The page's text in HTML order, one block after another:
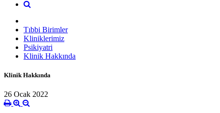
Tıbbi Birimler
Kliniklerimiz
Psikiyatri
Klinik Hakkında
Klinik Hakkında
26 Ocak 2022